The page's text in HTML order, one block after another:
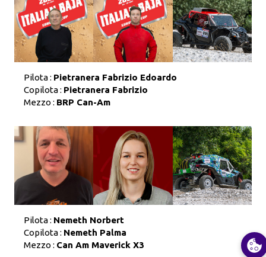
Pilota : Pietranera Fabrizio Edoardo
Copilota : Pietranera Fabrizio
Mezzo : BRP Can-Am
Pilota : Nemeth Norbert
Copilota : Nemeth Palma
Mezzo : Can Am Maverick X3